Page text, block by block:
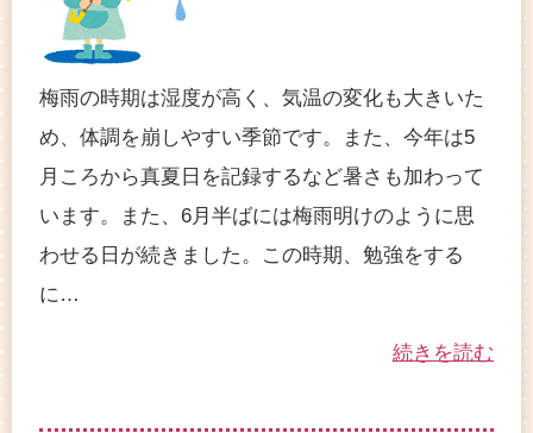
梅雨の時期は湿度が高く、気温の変化も大きいた
め、体調を崩しやすい季節です。また、今年は5
月ころから真夏日を記録するなど暑さも加わって
います。また、6月半ばには梅雨明けのように思
わせる日が続きました。この時期、勉強をする
に…
続きを読む